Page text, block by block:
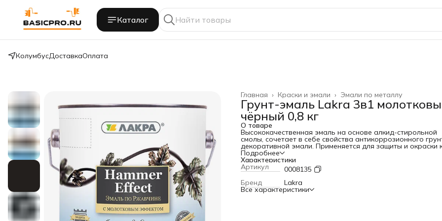
Каталог
КолумбусДоставкаОплата
Эмали по металлу
Краски и эмали ›
Главная ›
Грунт-эмаль Lakra 3в1
чёрный 0,8 кг
О товаре
Высококачественная эмаль на основе алкид-стирольной
смолы, сочетает в себе свойства антикоррозионного
декоративной эмали. Применяется для защиты и окраски
чистых, так и ржавых или частично прокорродированных
металлических поверхностей с толщиной
ржавчины до 0,1 мм, а также деревянных поверхностей для
создания "молоткового" эффекта. После высыхания
глянцевое покрытие с характерным рисунком чеканки
(молотковый эффект), скрывающее мелкие дефекты
поверхности. Расход 8,3-12,5 м2/кг.
Подробнее
Характеристики
Артикул
0008135
Бренд
Lakra
Все характеристики